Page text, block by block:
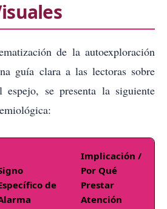
de la autoexploración
guía clara a las lectoras sobre
se presenta la siguiente
de
Implicación /
Por Qué
Prestar
Atención